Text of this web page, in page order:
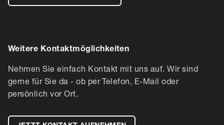
Weitere Kontaktmöglichkeiten
Nehmen Sie einfach Kontakt mit uns auf. Wir sind
gerne für Sie da - ob per Telefon, E-Mail oder
persönlich vor Ort.